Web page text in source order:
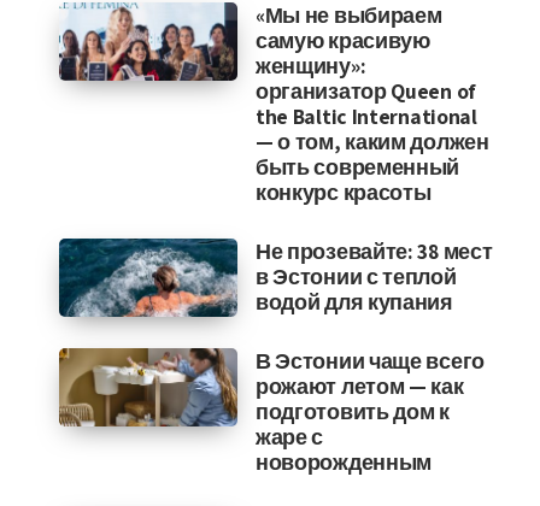
«Мы не выбираем
самую красивую
женщину»:
организатор Queen of
the Baltic International
— о том, каким должен
быть современный
конкурс красоты
Не прозевайте: 38 мест
в Эстонии с теплой
водой для купания
В Эстонии чаще всего
рожают летом — как
подготовить дом к
жаре с
новорожденным